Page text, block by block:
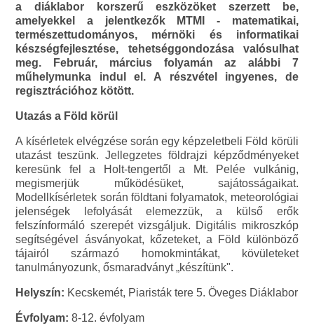
a diáklabor korszerű eszközöket szerzett be,
amelyekkel a jelentkezők MTMI - matematikai,
természettudományos, mérnöki és informatikai
készségfejlesztése, tehetséggondozása valósulhat
meg. Február, március folyamán az alábbi 7
műhelymunka indul el. A részvétel ingyenes, de
regisztrációhoz kötött.
Utazás a Föld körül
A kísérletek elvégzése során egy képzeletbeli Föld körüli
utazást teszünk. Jellegzetes földrajzi képződményeket
keresünk fel a Holt-tengertől a Mt. Pelée vulkánig,
megismerjük működésüket, sajátosságaikat.
Modellkísérletek során földtani folyamatok, meteorológiai
jelenségek lefolyását elemezzük, a külső erők
felszínformáló szerepét vizsgáljuk. Digitális mikroszkóp
segítségével ásványokat, kőzeteket, a Föld különböző
tájairól származó homokmintákat, kövületeket
tanulmányozunk, ősmaradványt „készítünk".
Helyszín: Kecskemét, Piaristák tere 5. Öveges Diáklabor
Évfolyam: 8-12. évfolyam